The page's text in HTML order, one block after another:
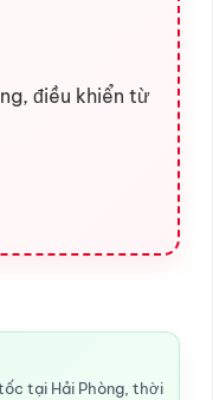
điều khiển từ
tại Hải Phòng, thời